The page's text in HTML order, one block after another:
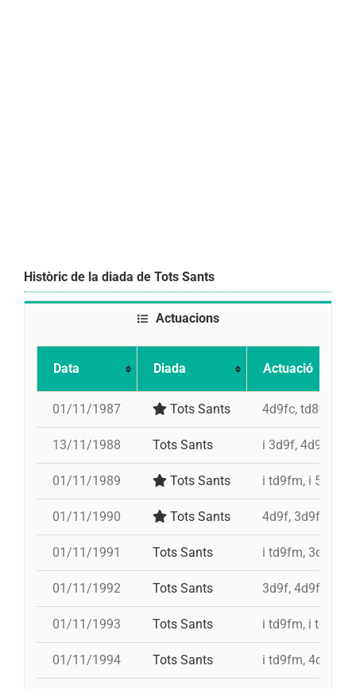
Històric de la diada de Tots Sants
Actuacions
Data Diada Actuació
01/11/1987 Tots Sants 4d9fc, td8f, 5d7,
13/11/1988 Tots Sants i 3d9f, 4d9fc
01/11/1989 Tots Sants i td9fm, i 5d8,
01/11/1990 Tots Sants 4d9f, 3d9f,
01/11/1991 Tots Sants i td9fm, 3d8, i
01/11/1992 Tots Sants 3d9f, 4d9f, i
01/11/1993 Tots Sants i td9fm, i td9fm,
01/11/1994 Tots Sants i td9fm, 4d9f,